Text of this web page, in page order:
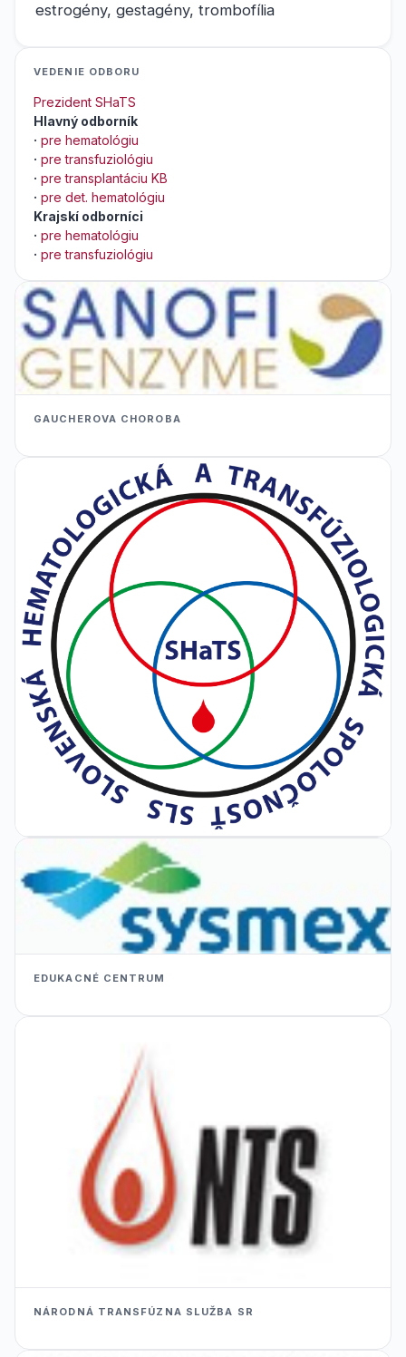
estrogény, gestagény, trombofília
VEDENIE ODBORU
Prezident SHaTS
Hlavný odborník
· pre hematológiu
· pre transfuziológiu
· pre transplantáciu KB
· pre det. hematológiu
Krajskí odborníci
· pre hematológiu
· pre transfuziológiu
GAUCHEROVA CHOROBA
EDUKACNÉ CENTRUM
NÁRODNÁ TRANSFÚZNA SLUŽBA SR